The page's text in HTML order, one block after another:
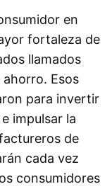
en
fortaleza de
llamados
ahorro. Esos
para invertir
impulsar la
de
cada vez
consumidores